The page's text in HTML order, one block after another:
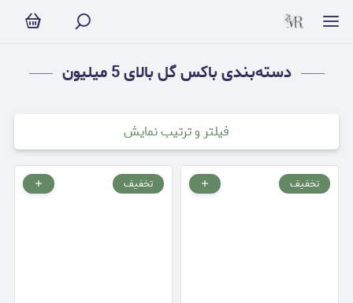
دسته‌بندی باکس گل بالای 5 میلیون
فیلتر و ترتیب نمایش
تخفیف تخفیف